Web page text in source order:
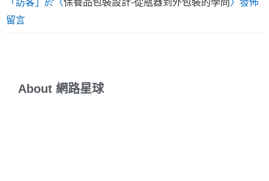
「 訪客 」於〈保養品包裝設計-從瓶器到外包裝的學問〉發佈
留言
About 網路星球